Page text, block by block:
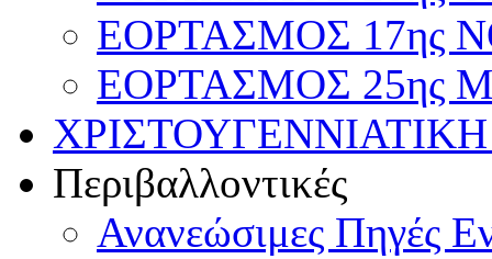
ΕΟΡΤΑΣΜΟΣ 17ης
ΕΟΡΤΑΣΜΟΣ 25ης
Περιβαλλοντικές
Ανανεώσιμες Πηγές